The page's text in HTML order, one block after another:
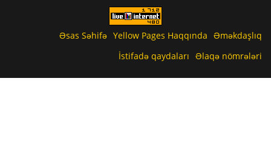
Əsas Səhifə Yellow Pages Haqqında Əməkdaşlıq
İstifadə qaydaları Əlaqə nömrələri